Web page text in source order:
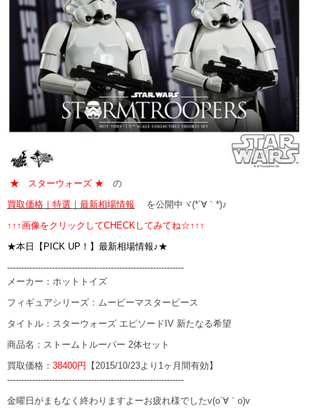
★ スターウォーズ ★ の
買取価格｜特選｜最新相場情報
を公開中ヾ(*´∀｀*)♪
↑↑↑画像をクリックしてCHECKしてみてね☆↑↑↑
★本日【PICK UP！】最新相場情報♪★
---------------------------------------------------------------
メーカー：ホットトイズ
フィギュアシリーズ：ムービーマスターピース
タイトル：スターウォーズ エピソードIV 新たなる希望
商品名：ストームトルーパー 2体セット
買取価格： 38400円 【2015/10/23より1ヶ月間有効】
---------------------------------------------------------------
金曜日がまもなく終わりますよーお疲れ様でしたv(o´∀｀o)v